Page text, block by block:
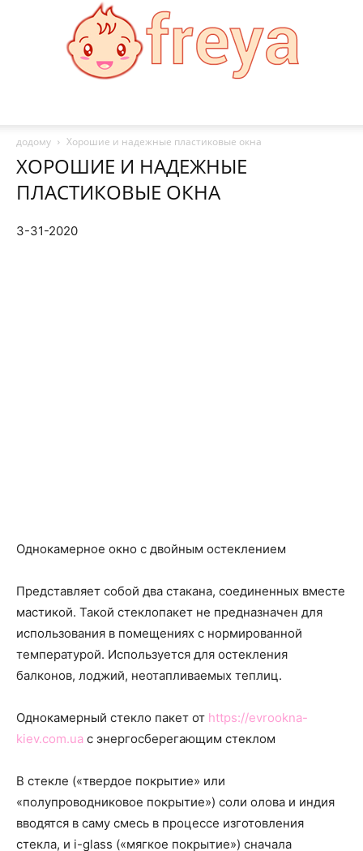
додому
Хорошие и надежные пластиковые окна
ХОРОШИЕ И НАДЕЖНЫЕ
ПЛАСТИКОВЫЕ ОКНА
3-31-2020
Однокамерное окно с двойным остеклением
Представляет собой два стакана, соединенных вместе
мастикой. Такой стеклопакет не предназначен для
использования в помещениях с нормированной
температурой. Используется для остекления
балконов, лоджий, неотапливаемых теплиц.
Однокамерный стекло пакет от https://evrookna-
kiev.com.ua с энергосберегающим стеклом
В стекле («твердое покрытие» или
«полупроводниковое покрытие») соли олова и индия
вводятся в саму смесь в процессе изготовления
стекла, и i-glass («мягкое покрытие») сначала